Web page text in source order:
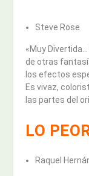
Steve Rose
«Muy
de otras
los efectos
Es vivaz,
las partes del
LO
Raquel